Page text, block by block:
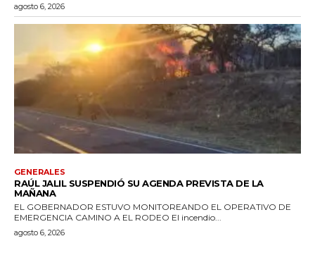
agosto 6, 2026
GENERALES
RAÚL JALIL SUSPENDIÓ SU AGENDA PREVISTA DE LA
MAÑANA
EL GOBERNADOR ESTUVO MONITOREANDO EL OPERATIVO DE
EMERGENCIA CAMINO A EL RODEO El incendio...
agosto 6, 2026